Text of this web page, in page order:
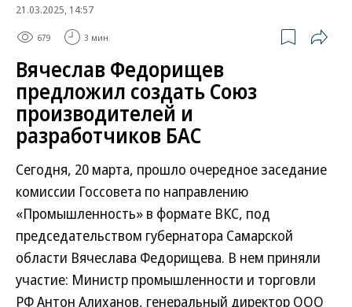
21.03.2025, 14:57
679 3 мин.
Вячеслав Федорищев
предложил создать Союз
производителей и
разработчиков БАС
Сегодня, 20 марта, прошло очередное заседание
комиссии Госсовета по направлению
«Промышленность» в формате ВКС, под
председательством губернатора Самарской
области Вячеслава Федорищева. В нем приняли
участие: Министр промышленности и торговли
РФ Антон Алиханов, генеральный директор ООО